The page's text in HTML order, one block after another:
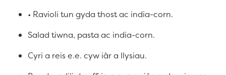
• Ravioli tun gyda thost ac india-corn.
Salad tiwna, pasta ac india-corn.
Cyri a reis e.e. cyw iâr a llysiau.